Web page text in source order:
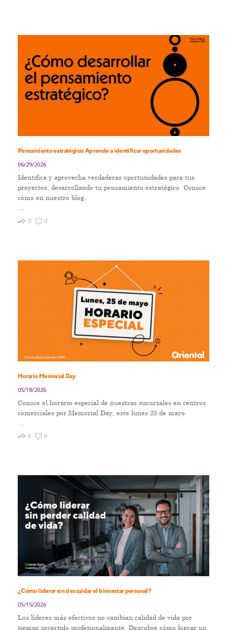
Pensamiento estratégico: Aprende a identificar oportunidades
06/29/2026
Identifica y aprovecha verdaderas oportunidades para tus
proyectos, desarrollando tu pensamiento estratégico. Conoce
cómo en nuestro blog.
0 0
Horario Memorial Day
05/18/2026
Conoce el horario especial de nuestras sucursales en centros
comerciales por Memorial Day, este lunes 25 de mayo.
0 0
¿Cómo liderar sin descuidar el bienestar personal?
05/15/2026
Los líderes más efectivos no cambian calidad de vida por
tiempo invertido profesionalmente. Descubre cómo lograr un